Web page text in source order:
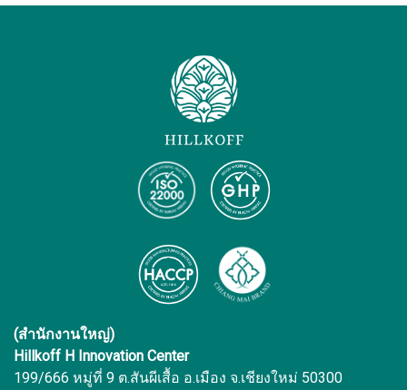
(สำนักงานใหญ่)
Hillkoff H Innovation Center
199/666 หมู่ที่ 9 ต.สันผีเสื้อ อ.เมือง จ.เชียงใหม่ 50300